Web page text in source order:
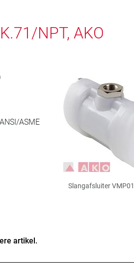
NPT, AKO
ASME
Slangafsluiter
artikel.